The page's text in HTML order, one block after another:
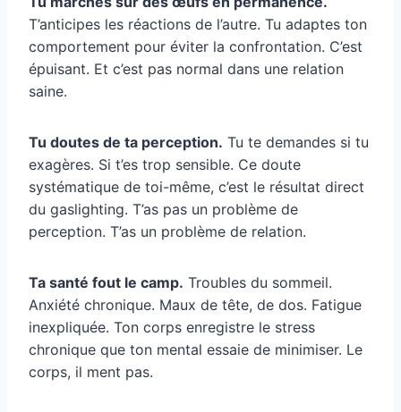
T’anticipes les réactions de l’autre. Tu adaptes ton
comportement pour éviter la confrontation. C’est
épuisant. Et c’est pas normal dans une relation
saine.
Tu doutes de ta perception. Tu te demandes si tu
exagères. Si t’es trop sensible. Ce doute
systématique de toi-même, c’est le résultat direct
du gaslighting. T’as pas un problème de
perception. T’as un problème de relation.
Ta santé fout le camp. Troubles du sommeil.
Anxiété chronique. Maux de tête, de dos. Fatigue
inexpliquée. Ton corps enregistre le stress
chronique que ton mental essaie de minimiser. Le
corps, il ment pas.